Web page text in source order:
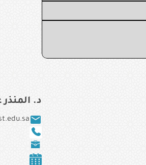
د. المنذر